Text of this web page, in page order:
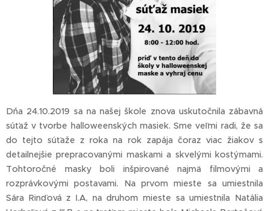
Dňa 24.10.2019 sa na našej škole znova uskutočnila zábavná
súťaž v tvorbe halloweenských masiek. Sme veľmi radi, že sa
do tejto súťaže z roka na rok zapája čoraz viac žiakov s
detailnejšie prepracovanými maskami a skvelými kostýmami.
Tohtoročné masky boli inšpirované najmä filmovými a
rozprávkovými postavami. Na prvom mieste sa umiestnila
Sára Rinďová z I.A, na druhom mieste sa umiestnila Natália